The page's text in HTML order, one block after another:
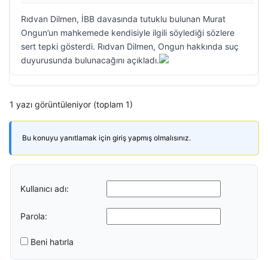
Rıdvan Dilmen, İBB davasında tutuklu bulunan Murat
Ongun’un mahkemede kendisiyle ilgili söylediği sözlere
sert tepki gösterdi. Rıdvan Dilmen, Ongun hakkında suç
duyurusunda bulunacağını açıkladı.
1 yazı görüntüleniyor (toplam 1)
Bu konuyu yanıtlamak için giriş yapmış olmalısınız.
Kullanıcı adı:
Parola:
Beni hatırla